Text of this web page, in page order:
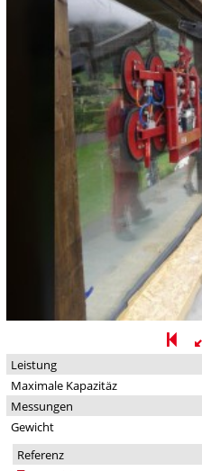
Leistung
Maximale Kapazitäz
Messungen
Gewicht
Referenz